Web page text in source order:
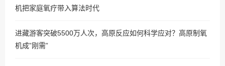
机把家庭氧疗带入算法时代
进藏游客突破5500万人次，高原反应如何科学应对？高原制氧
机成”刚需”